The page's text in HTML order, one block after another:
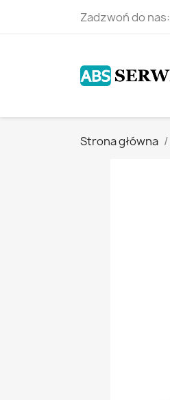
Zadzwoń do nas:
Strona główna